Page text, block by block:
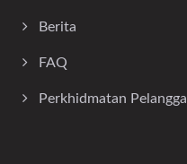
Berita
FAQ
Perkhidmatan